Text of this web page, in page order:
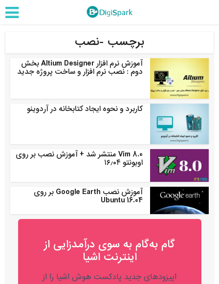
برچسب -نصب
آموزش نرم افزار Altium Designer بخش
دوم : نصب نرم افزار و ساخت پروژه جدید
کاربرد و نحوه ایجاد کتابخانه در آردوینو
Vim 8.0 منتشر شد + آموزش نصب بر روی
اوبونتو ۱۶٫۰۴
آموزش نصب Google Earth بر روی
Ubuntu 16.04
گام به‌گام به‌ سوی درآمدزایی از
اینترنت اشیا
اپیزودهای جدید پادکست هوش اشیا را از